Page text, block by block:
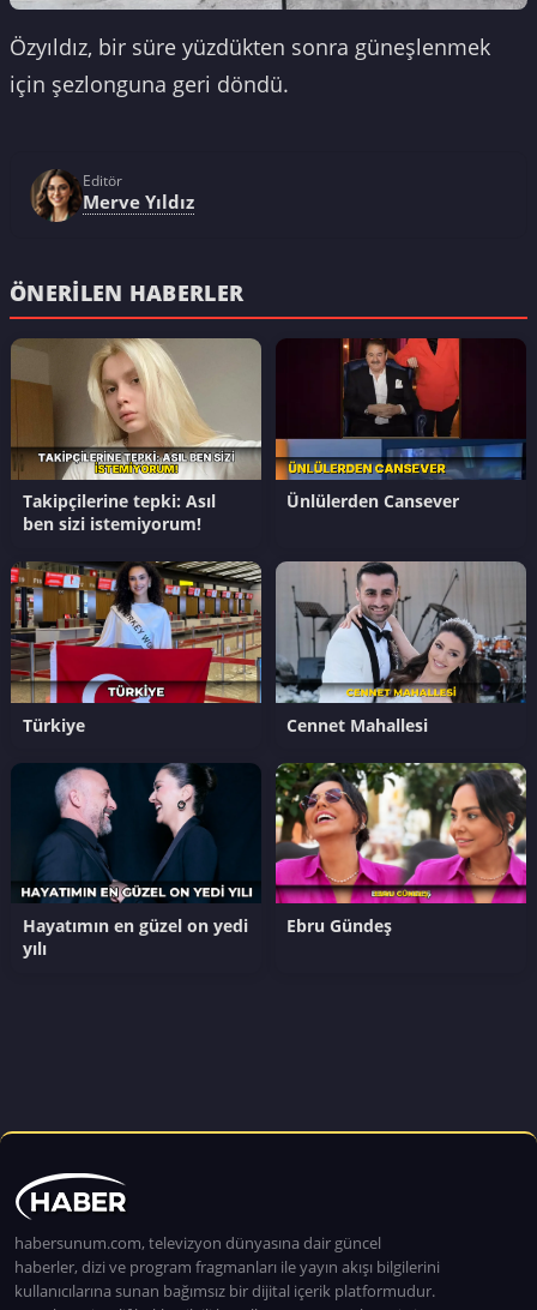
Özyıldız, bir süre yüzdükten sonra güneşlenmek
için şezlonguna geri döndü.
Editör
Merve Yıldız
ÖNERILEN HABERLER
Takipçilerine tepki: Asıl
ben sizi istemiyorum!
Ünlülerden Cansever
Türkiye Cennet Mahallesi
Hayatımın en güzel on yedi
yılı
Ebru Gündeş
habersunum.com, televizyon dünyasına dair güncel
haberler, dizi ve program fragmanları ile yayın akışı bilgilerini
kullanıcılarına sunan bağımsız bir dijital içerik platformudur.